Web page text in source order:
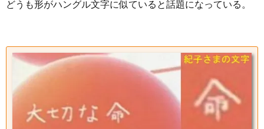
どうも形がハングル文字に似ていると話題になっている。